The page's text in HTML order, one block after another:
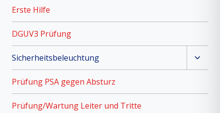
Erste Hilfe
DGUV3 Prüfung
Sicherheitsbeleuchtung
Prüfung PSA gegen Absturz
Prüfung/Wartung Leiter und Tritte